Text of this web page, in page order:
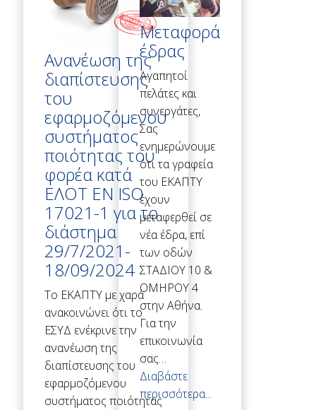
Ανανέωση της
διαπίστευσης
του
εφαρμοζόμενου
συστήματος
ποιότητας του
φορέα κατά
ΕΛΟΤ ΕΝ ISO
17021-1 για το
διάστημα
29/7/2021-
18/09/2024
To ΕΚΑΠΤΥ με χαρά
ανακοινώνει ότι το
ΕΣΥΔ ενέκρινε την
ανανέωση της
διαπίστευσης του
εφαρμοζόμενου
συστήματος ποιότητας
Μεταφορά
έδρας
Αγαπητοί
πελάτες και
συνεργάτες,
Σας
ενημερώνουμε
ότι τα γραφεία
του ΕΚΑΠΤΥ
έχουν
μεταφερθεί σε
νέα έδρα, επί
των οδών
ΣΤΑΔΙΟΥ 10 &
ΟΜΗΡΟΥ 4
στην Αθήνα.
Για την
επικοινωνία
σας…
Διαβάστε
περισσότερα...